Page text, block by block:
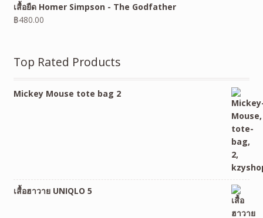
เสื้อยืด Homer Simpson - The Godfather
฿480.00
Top Rated Products
Mickey Mouse tote bag 2
เสื้อฮาวาย UNIQLO 5